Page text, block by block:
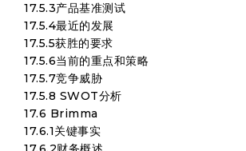
17.5.3产品基准测试
17.5.4最近的发展
17.5.5获胜的要求
17.5.6当前的重点和策略
17.5.7竞争威胁
17.5.8 SWOT分析
17.6 Brimma
17.6.1关键事实